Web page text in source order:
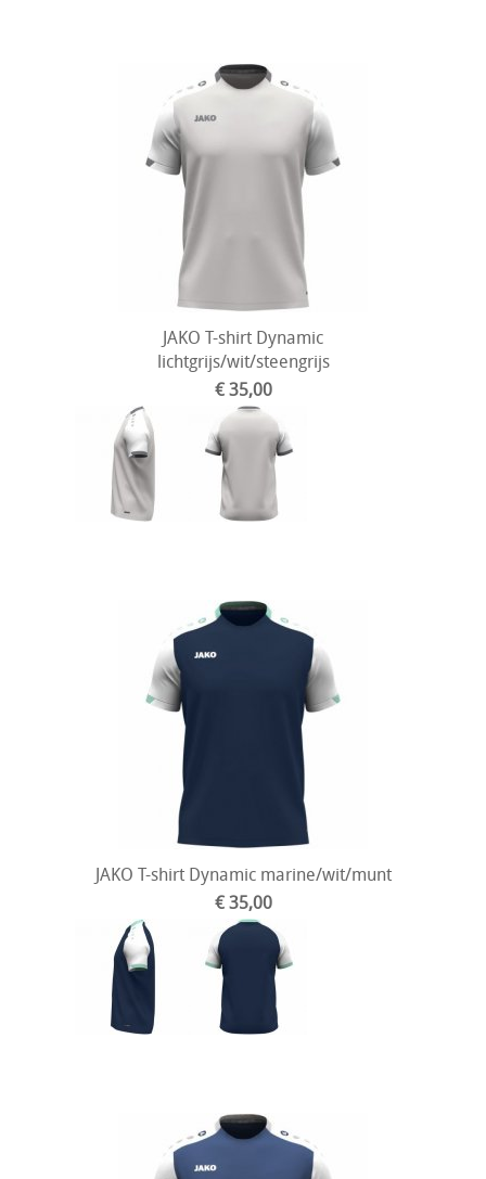
JAKO T-shirt Dynamic
lichtgrijs/wit/steengrijs
€ 35,00
JAKO T-shirt Dynamic marine/wit/munt
€ 35,00